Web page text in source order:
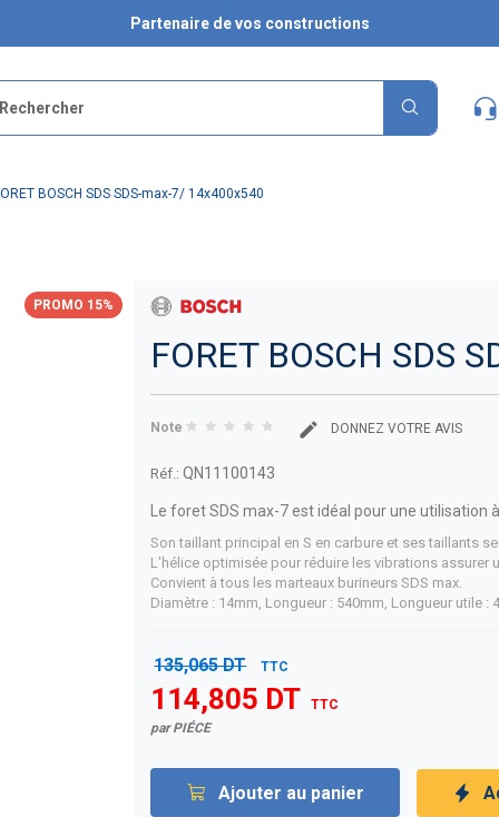
Partenaire de vos constructions
BOSCH SDS SDS-max-7/ 14x400x540
PROMO 15%
FORET BOSCH SDS
Note DONNEZ VOTRE AVIS
Réf.: QN11100143
Le foret SDS max-7 est idéal pour une utilisation
Son taillant principal en S en carbure et ses taillants
L'hélice optimisée pour réduire les vibrations assurer
Convient à tous les marteaux burineurs SDS max.
Diamètre : 14mm, Longueur : 540mm, Longueur utile :
135,065 DT TTC
114,805 DT
TTC
par PIÉCE
Ajouter au panier